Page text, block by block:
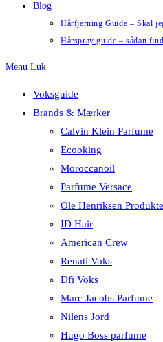
Blog
Hårfjerning Guide – Skal
Hårspray guide – sådan
Menu Luk
Voksguide
Brands & Mærker
Calvin Klein Parfume
Ecooking
Moroccanoil
Parfume Versace
Ole Henriksen
ID Hair
American Crew
Renati Voks
Dfi Voks
Marc Jacobs Parfume
Nilens Jord
Hugo Boss parfume